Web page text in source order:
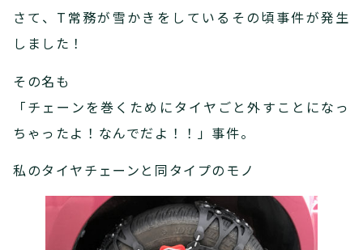
さて、T常務が雪かきをしているその頃事件が発生
しました！
その名も
「チェーンを巻くためにタイヤごと外すことになっ
ちゃったよ！なんでだよ！！」事件。
私のタイヤチェーンと同タイプのモノ